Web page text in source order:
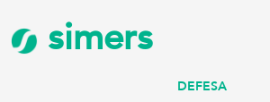
simers
DEFESA